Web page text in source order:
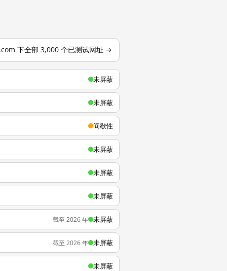
下全部 3,000 个已测试网址 →
未屏蔽
未屏蔽
间歇性
未屏蔽
未屏蔽
未屏蔽
截至 2026 年 未屏蔽
截至 2026 年 未屏蔽
未屏蔽